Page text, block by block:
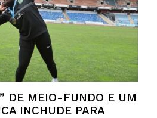
DE MEIO-FUNDO E UM
INCHUDE PARA